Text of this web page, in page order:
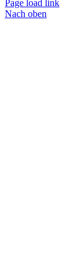
Page load link
Nach oben